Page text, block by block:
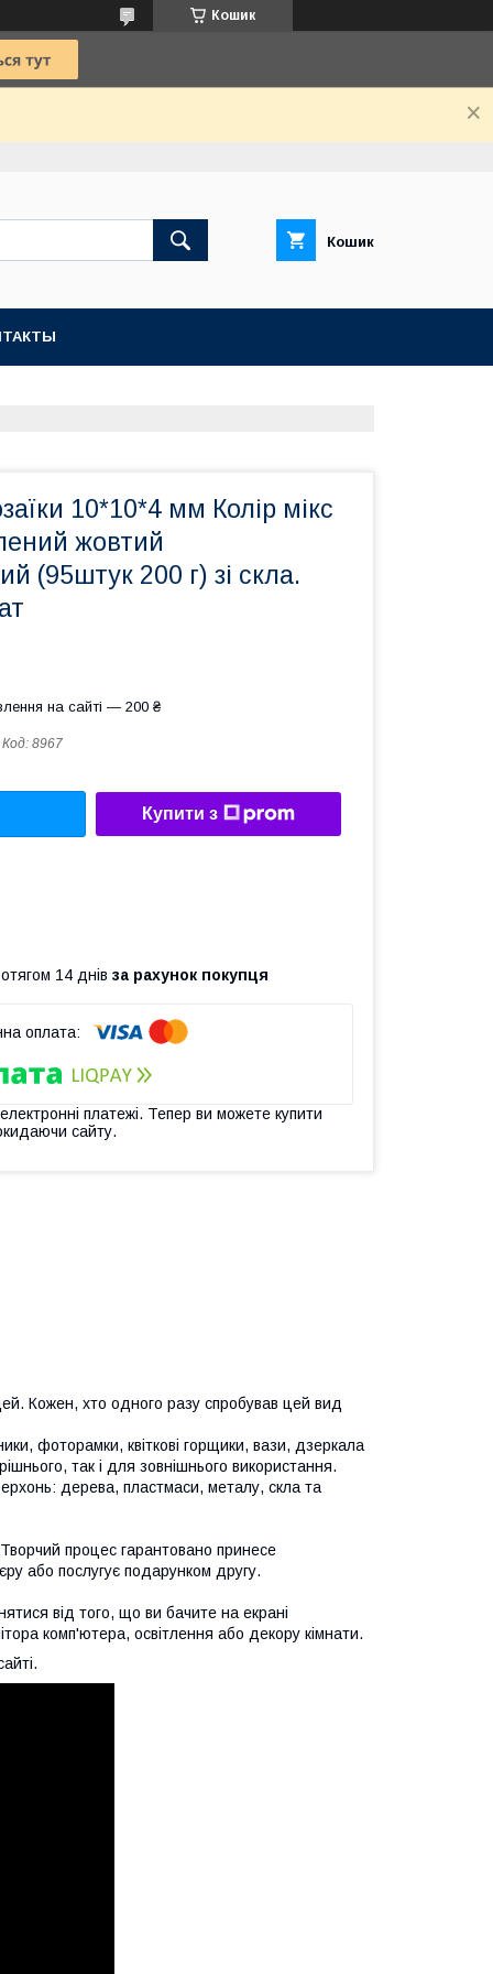
Кошик
Кошик
10*10*4 мм Колір мікс
жовтий
(95штук 200 г) зі скла.
на сайті — 200 ₴
Код: 8967
Купити з
14 днів за рахунок покупця
платежі. Тепер ви можете купити
сайту.
Кожен, хто одного разу спробував цей вид
фоторамки, квіткові горщики, вази, дзеркала
так і для зовнішнього використання.
дерева, пластмаси, металу, скла та
процес гарантовано принесе
або послугує подарунком другу.
від того, що ви бачите на екрані
комп'ютера, освітлення або декору кімнати.